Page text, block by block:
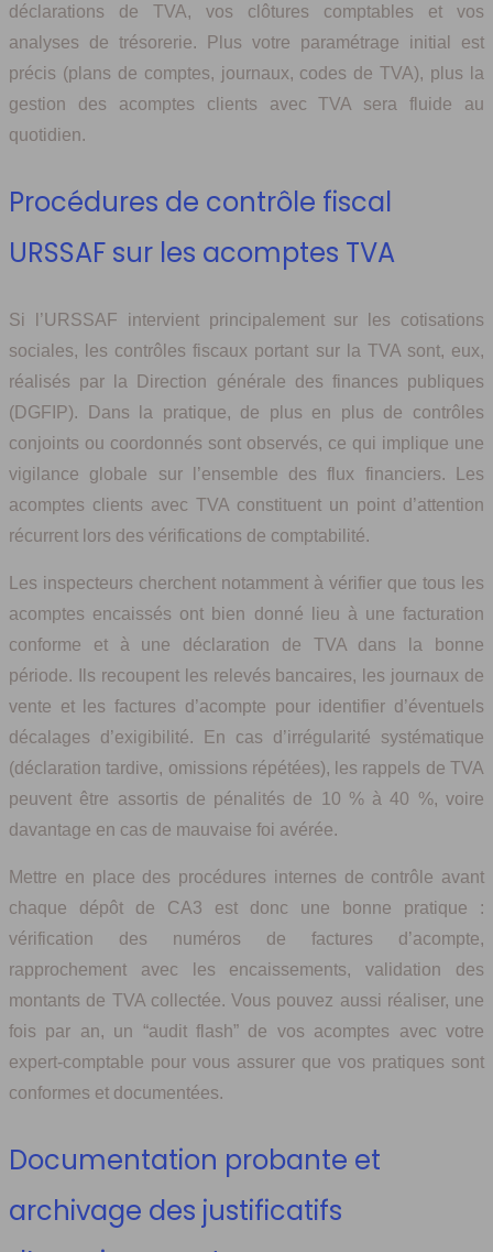
déclarations de TVA, vos clôtures comptables et vos
analyses de trésorerie. Plus votre paramétrage initial est
précis (plans de comptes, journaux, codes de TVA), plus la
gestion des acomptes clients avec TVA sera fluide au
quotidien.
Procédures de contrôle fiscal
URSSAF sur les acomptes TVA
Si l’URSSAF intervient principalement sur les cotisations
sociales, les contrôles fiscaux portant sur la TVA sont, eux,
réalisés par la Direction générale des finances publiques
(DGFIP). Dans la pratique, de plus en plus de contrôles
conjoints ou coordonnés sont observés, ce qui implique une
vigilance globale sur l’ensemble des flux financiers. Les
acomptes clients avec TVA constituent un point d’attention
récurrent lors des vérifications de comptabilité.
Les inspecteurs cherchent notamment à vérifier que tous les
acomptes encaissés ont bien donné lieu à une facturation
conforme et à une déclaration de TVA dans la bonne
période. Ils recoupent les relevés bancaires, les journaux de
vente et les factures d’acompte pour identifier d’éventuels
décalages d’exigibilité. En cas d’irrégularité systématique
(déclaration tardive, omissions répétées), les rappels de TVA
peuvent être assortis de pénalités de 10 % à 40 %, voire
davantage en cas de mauvaise foi avérée.
Mettre en place des procédures internes de contrôle avant
chaque dépôt de CA3 est donc une bonne pratique :
vérification des numéros de factures d’acompte,
rapprochement avec les encaissements, validation des
montants de TVA collectée. Vous pouvez aussi réaliser, une
fois par an, un “audit flash” de vos acomptes avec votre
expert-comptable pour vous assurer que vos pratiques sont
conformes et documentées.
Documentation probante et
archivage des justificatifs